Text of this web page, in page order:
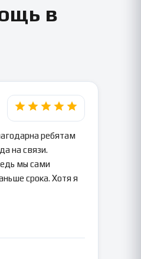
в
ребятам
на связи.
мы сами
срока. Хотя я